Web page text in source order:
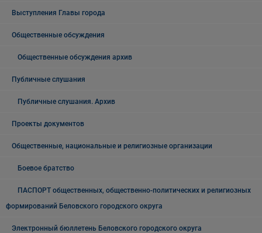
Выступления Главы города
Общественные обсуждения
Общественные обсуждения архив
Публичные слушания
Публичные слушания. Архив
Проекты документов
Общественные, национальные и религиозные организации
Боевое братство
ПАСПОРТ общественных, общественно-политических и религиозных
формирований Беловского городского округа
Электронный бюллетень Беловского городского округа